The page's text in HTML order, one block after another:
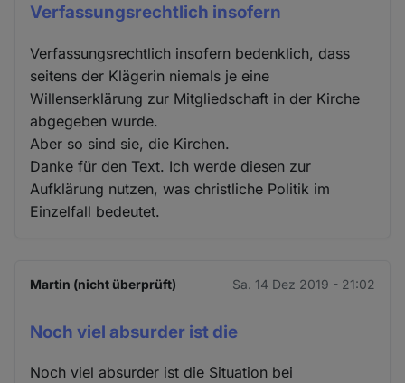
Verfassungsrechtlich insofern
Verfassungsrechtlich insofern bedenklich, dass
seitens der Klägerin niemals je eine
Willenserklärung zur Mitgliedschaft in der Kirche
abgegeben wurde.
Aber so sind sie, die Kirchen.
Danke für den Text. Ich werde diesen zur
Aufklärung nutzen, was christliche Politik im
Einzelfall bedeutet.
Martin (nicht überprüft) Sa. 14 Dez 2019 - 21:02
Noch viel absurder ist die
Noch viel absurder ist die Situation bei